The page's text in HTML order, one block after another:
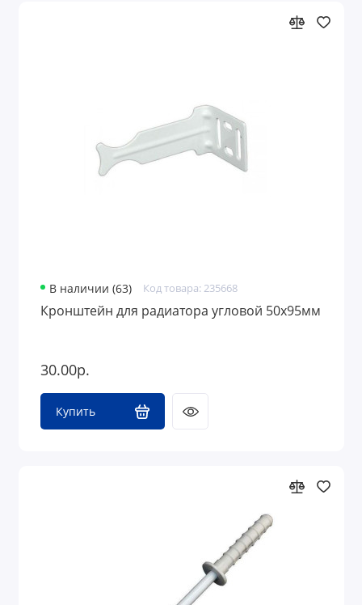
В наличии (63) Код товара: 235668
Кронштейн для радиатора угловой 50х95мм
30.00р.
Купить